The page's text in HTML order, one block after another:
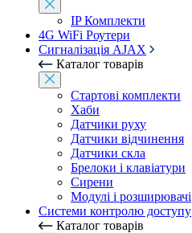
IP Комплекти
4G WiFi Роутери
Сигналізація AJAX
Каталог товарів
Стартові комплекти
Хаби
Датчики руху
Датчики відчинення
Датчики скла
Брелоки і клавіатури
Сирени
Модулі і розширювачі
Системи контролю доступу
Каталог товарів